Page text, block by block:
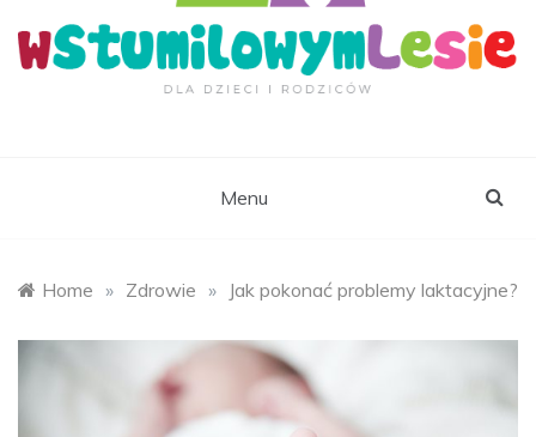
Menu
Home » Zdrowie » Jak pokonać problemy laktacyjne?